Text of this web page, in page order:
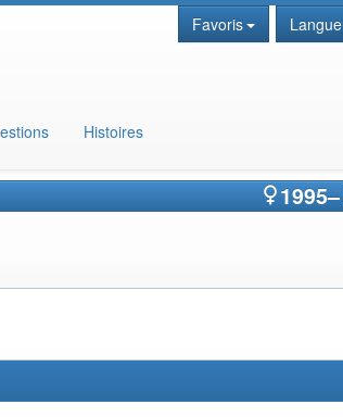
Favoris Langue
Histoires
1995–